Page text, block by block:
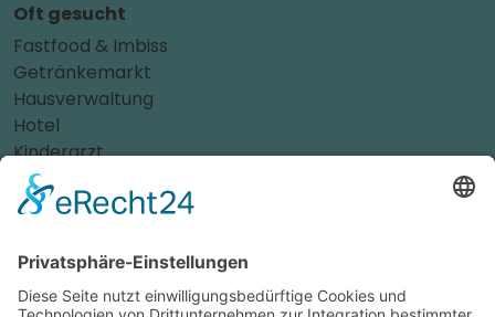
Oft gesucht
Fastfood & Imbiss
Getränkemarkt
Hausverwaltung
Hotel
Kinderarzt
Personalvermittler
Weitere Sportvereine
Zahnarzt
Tennis
Tankstelle